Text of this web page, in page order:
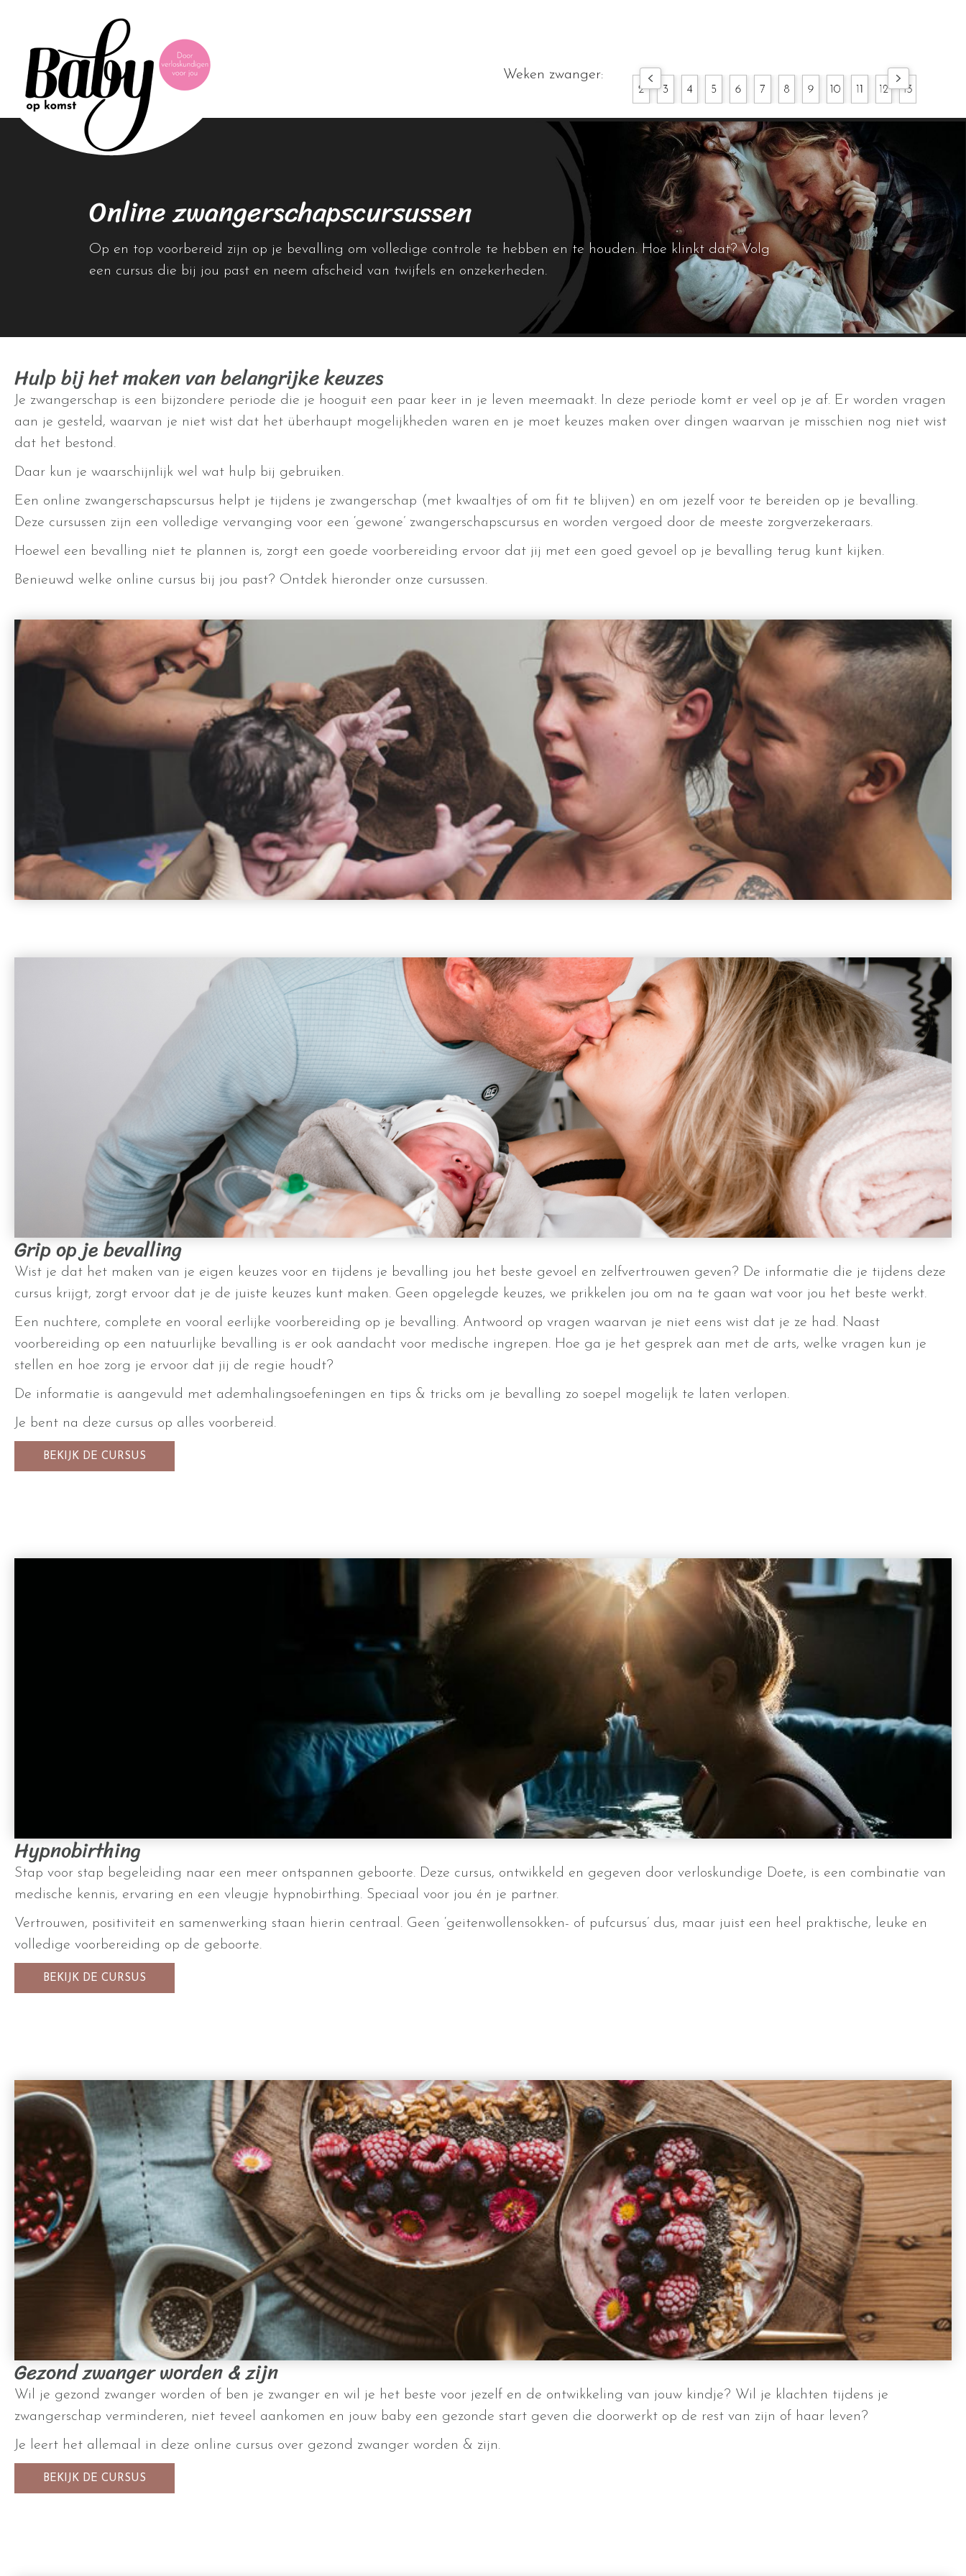
Weken zwanger:
Online zwangerschapscursussen
Op en top voorbereid zijn op je bevalling om volledige controle te hebben en te houden. Hoe klinkt dat? Volg
een cursus die bij jou past en neem afscheid van twijfels en onzekerheden.
Hulp bij het maken van belangrijke keuzes
Je zwangerschap is een bijzondere periode die je hooguit een paar keer in je leven meemaakt. In deze periode komt er veel op je af. Er worden vragen
aan je gesteld, waarvan je niet wist dat het überhaupt mogelijkheden waren en je moet keuzes maken over dingen waarvan je misschien nog niet wist
dat het bestond.
Daar kun je waarschijnlijk wel wat hulp bij gebruiken.
Een online zwangerschapscursus helpt je tijdens je zwangerschap (met kwaaltjes of om fit te blijven) en om jezelf voor te bereiden op je bevalling.
Deze cursussen zijn een volledige vervanging voor een ‘gewone’ zwangerschapscursus en worden vergoed door de meeste zorgverzekeraars.
Hoewel een bevalling niet te plannen is, zorgt een goede voorbereiding ervoor dat jij met een goed gevoel op je bevalling terug kunt kijken.
Benieuwd welke online cursus bij jou past? Ontdek hieronder onze cursussen.
Grip op je bevalling
Wist je dat het maken van je eigen keuzes voor en tijdens je bevalling jou het beste gevoel en zelfvertrouwen geven? De informatie die je tijdens deze
cursus krijgt, zorgt ervoor dat je de juiste keuzes kunt maken. Geen opgelegde keuzes, we prikkelen jou om na te gaan wat voor jou het beste werkt.
Een nuchtere, complete en vooral eerlijke voorbereiding op je bevalling. Antwoord op vragen waarvan je niet eens wist dat je ze had. Naast
voorbereiding op een natuurlijke bevalling is er ook aandacht voor medische ingrepen. Hoe ga je het gesprek aan met de arts, welke vragen kun je
stellen en hoe zorg je ervoor dat jij de regie houdt?
De informatie is aangevuld met ademhalingsoefeningen en tips & tricks om je bevalling zo soepel mogelijk te laten verlopen.
Je bent na deze cursus op alles voorbereid.
BEKIJK DE CURSUS
Hypnobirthing
Stap voor stap begeleiding naar een meer ontspannen geboorte. Deze cursus, ontwikkeld en gegeven door verloskundige Doete, is een combinatie van
medische kennis, ervaring en een vleugje hypnobirthing. Speciaal voor jou én je partner.
Vertrouwen, positiviteit en samenwerking staan hierin centraal. Geen ‘geitenwollensokken- of pufcursus’ dus, maar juist een heel praktische, leuke en
volledige voorbereiding op de geboorte.
BEKIJK DE CURSUS
Gezond zwanger worden & zijn
Wil je gezond zwanger worden of ben je zwanger en wil je het beste voor jezelf en de ontwikkeling van jouw kindje? Wil je klachten tijdens je
zwangerschap verminderen, niet teveel aankomen en jouw baby een gezonde start geven die doorwerkt op de rest van zijn of haar leven?
Je leert het allemaal in deze online cursus over gezond zwanger worden & zijn.
BEKIJK DE CURSUS